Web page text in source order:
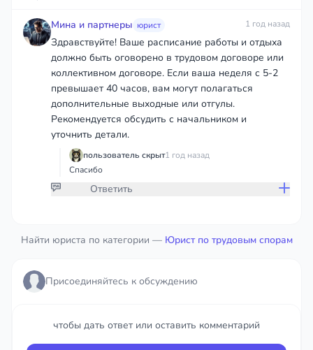
Мина и партнеры юрист 1 год назад
Здравствуйте! Ваше расписание работы и отдыха
должно быть оговорено в трудовом договоре или
коллективном договоре. Если ваша неделя с 5-2
превышает 40 часов, вам могут полагаться
дополнительные выходные или отгулы.
Рекомендуется обсудить с начальником и
уточнить детали.
пользователь скрыт1 год назад
Спасибо
Ответить
Найти юриста по категории — Юрист по трудовым спорам
Присоединяйтесь к обсуждению
чтобы дать ответ или оставить комментарий